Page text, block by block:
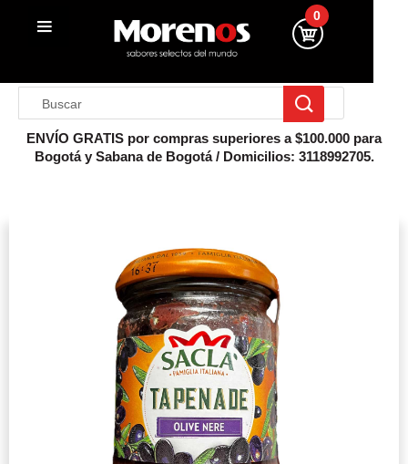
0
ENVÍO GRATIS por compras superiores a $100.000 para
Bogotá y Sabana de Bogotá / Domicilios: 3118992705.